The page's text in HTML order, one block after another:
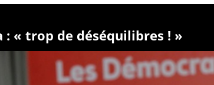
: « trop de déséquilibres ! »